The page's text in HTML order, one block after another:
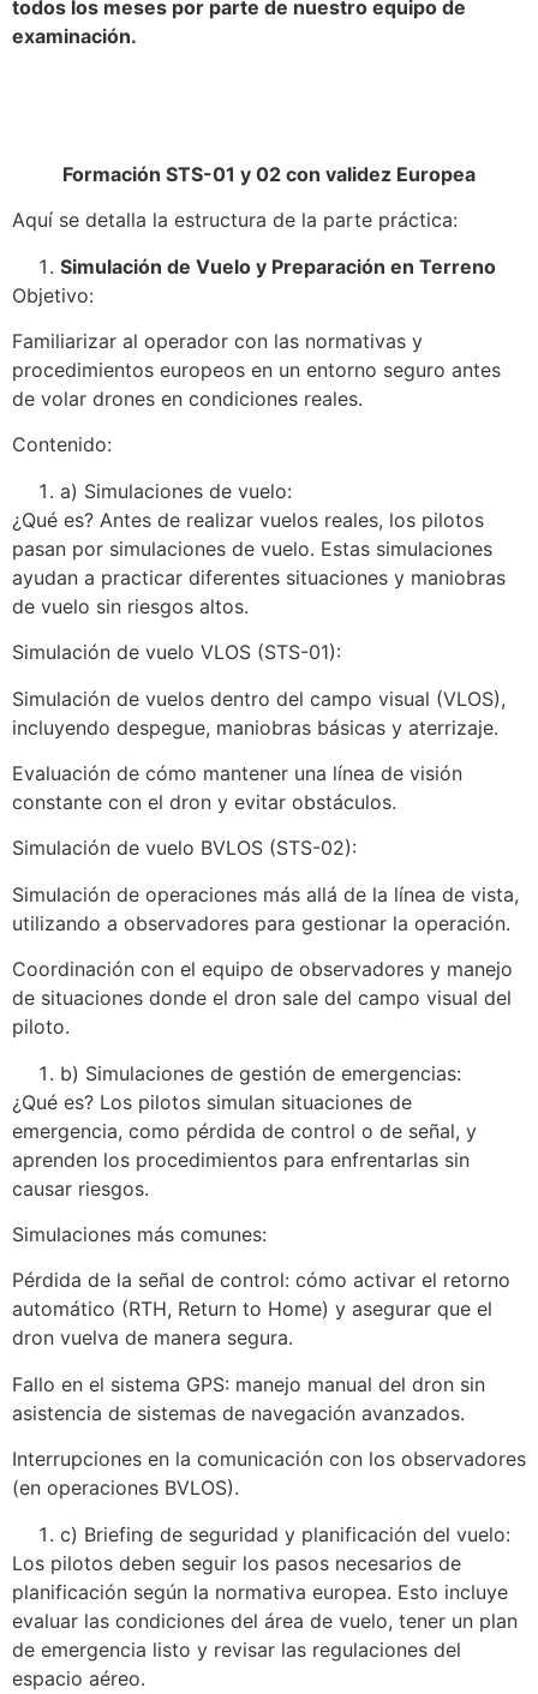
todos los meses por parte de nuestro equipo de
examinación.
Formación STS-01 y 02 con validez Europea
Aquí se detalla la estructura de la parte práctica:
Simulación de Vuelo y Preparación en Terreno
Objetivo:
Familiarizar al operador con las normativas y
procedimientos europeos en un entorno seguro antes
de volar drones en condiciones reales.
Contenido:
a) Simulaciones de vuelo:
¿Qué es? Antes de realizar vuelos reales, los pilotos
pasan por simulaciones de vuelo. Estas simulaciones
ayudan a practicar diferentes situaciones y maniobras
de vuelo sin riesgos altos.
Simulación de vuelo VLOS (STS-01):
Simulación de vuelos dentro del campo visual (VLOS),
incluyendo despegue, maniobras básicas y aterrizaje.
Evaluación de cómo mantener una línea de visión
constante con el dron y evitar obstáculos.
Simulación de vuelo BVLOS (STS-02):
Simulación de operaciones más allá de la línea de vista,
utilizando a observadores para gestionar la operación.
Coordinación con el equipo de observadores y manejo
de situaciones donde el dron sale del campo visual del
piloto.
b) Simulaciones de gestión de emergencias:
¿Qué es? Los pilotos simulan situaciones de
emergencia, como pérdida de control o de señal, y
aprenden los procedimientos para enfrentarlas sin
causar riesgos.
Simulaciones más comunes:
Pérdida de la señal de control: cómo activar el retorno
automático (RTH, Return to Home) y asegurar que el
dron vuelva de manera segura.
Fallo en el sistema GPS: manejo manual del dron sin
asistencia de sistemas de navegación avanzados.
Interrupciones en la comunicación con los observadores
(en operaciones BVLOS).
c) Briefing de seguridad y planificación del vuelo:
Los pilotos deben seguir los pasos necesarios de
planificación según la normativa europea. Esto incluye
evaluar las condiciones del área de vuelo, tener un plan
de emergencia listo y revisar las regulaciones del
espacio aéreo.